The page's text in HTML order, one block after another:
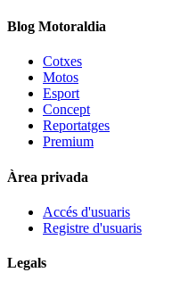
Blog Motoraldia
Cotxes
Motos
Esport
Concept
Reportatges
Premium
Àrea privada
Accés d'usuaris
Registre d'usuaris
Legals